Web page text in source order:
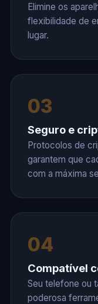
Elimine os
flexibilidade de
lugar.
03
Seguro e
Protocolos de
garantem que
com a máxima
04
Compatível
Seu telefone ou
poderosa